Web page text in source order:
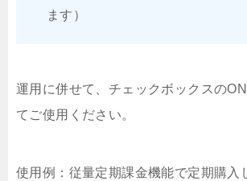
ます）
運用に併せて、チェックボックスの
てご使用ください。
使用例：従量定期課金機能で定期購入